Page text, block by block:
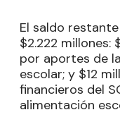
El saldo
$2.222 millones:
por aportes de
escolar; y $12
financieros del
alimentación